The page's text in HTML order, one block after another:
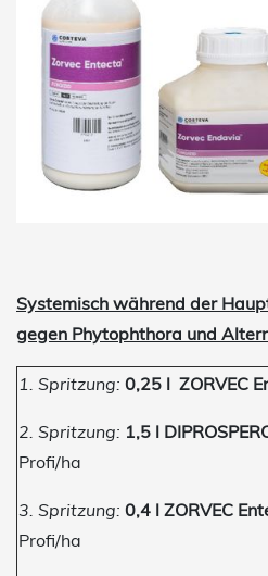
Systemisch während der
gegen Phytophthora und
1. Spritzung: 0,25 l ZORVEC
2. Spritzung: 1,5 l
Profi/ha
3. Spritzung: 0,4 l ZORVEC
Profi/ha